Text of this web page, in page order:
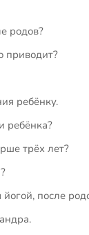
родов?
приводит?
ребёнку.
ребёнка?
трёх лет?
после